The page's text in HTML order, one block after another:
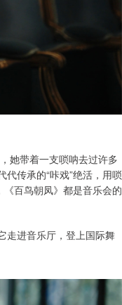
她带着一支唢呐去过许多
传承的“咔戏”绝活，用唢
百鸟朝凤》都是音乐会的
走进音乐厅，登上国际舞